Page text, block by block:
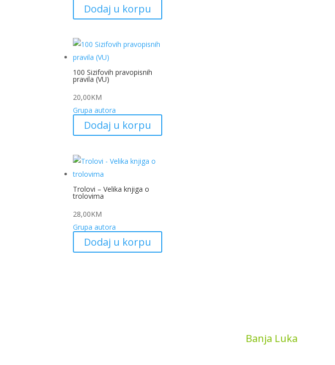
Dodaj u korpu
100 Sizifovih pravopisnih
pravila (VU)
20,00KM
Grupa autora
Dodaj u korpu
Trolovi – Velika knjiga o
trolovima
28,00KM
Grupa autora
Dodaj u korpu
Banja Luka